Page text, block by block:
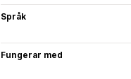
Språk
Fungerar med